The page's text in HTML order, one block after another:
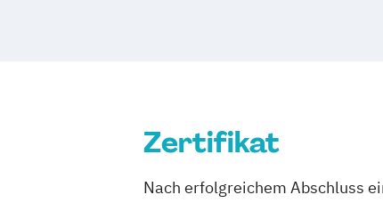
Zertifikat
Nach erfolgreichem Abschluss